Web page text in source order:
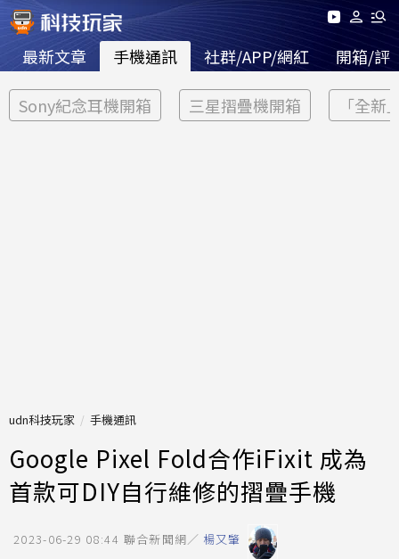
最新文章 手機通訊 社群/APP/網紅 開箱/評
Sony紀念耳機開箱 三星摺疊機開箱 「全新
udn科技玩家 手機通訊
Google Pixel Fold合作iFixit 成為
首款可DIY自行維修的摺疊手機
2023-06-29 08:44 聯合新聞網／ 楊又肇